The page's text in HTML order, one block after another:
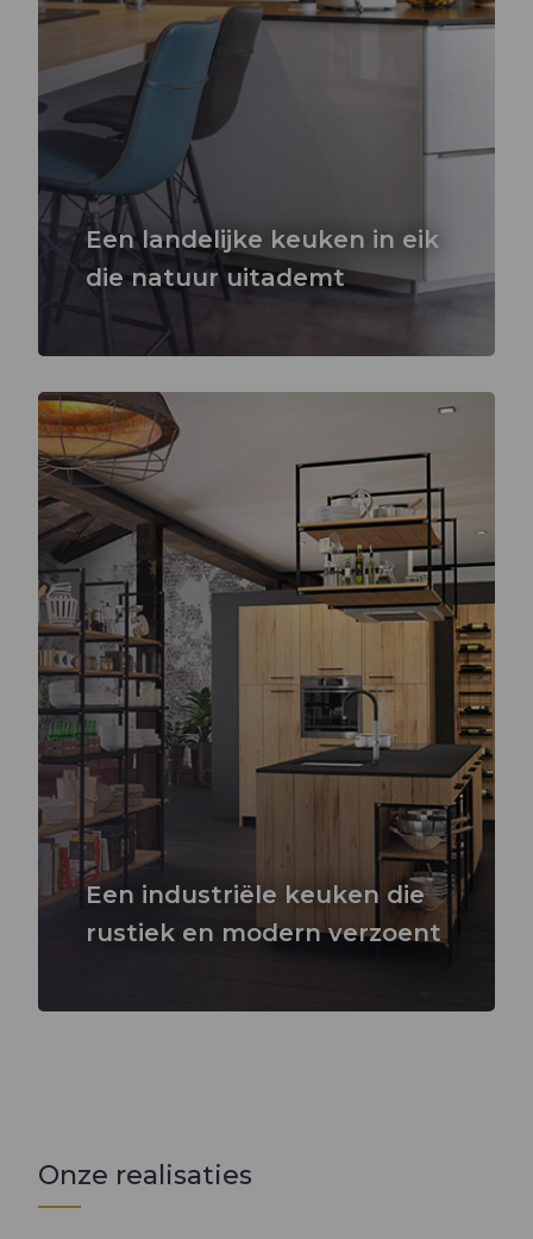
Een landelijke keuken in eik
die natuur uitademt
Een industriële keuken die
rustiek en modern verzoent
Onze realisaties